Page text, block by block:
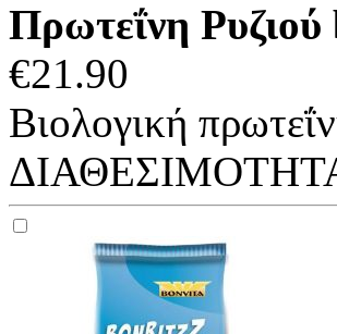
Πρωτεΐνη
€21.90
Βιολογική